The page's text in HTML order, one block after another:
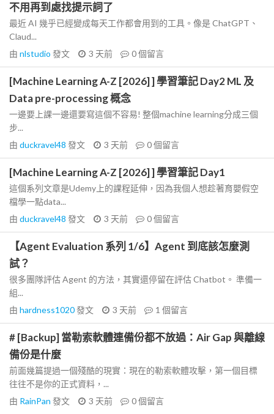
不用再到處找提示詞了
最近 AI 幾乎已經變成每天工作都會用到的工具。像是 ChatGPT、
Claud...
由 nlstudio 發文 3 天前 0個留言
[Machine Learning A-Z [2026] ] 學習筆記 Day2 ML 及
Data pre-processing 概念
一邊要上課一邊還要寫這個不容易! 整個machine learning分成三個
步...
由 duckravel48 發文 3 天前 0個留言
[Machine Learning A-Z [2026] ] 學習筆記 Day1
這個系列文章是Udemy上的課程延伸，因為我個人想趁著育嬰假空
檔學一點data...
由 duckravel48 發文 3 天前 0個留言
【Agent Evaluation 系列 1/6】Agent 到底該怎麼測
試？
很多團隊評估 Agent 的方法，其實還停留在評估 Chatbot。 準備一
組...
由 hardness1020發文 3 天前 1 個留言
# [Backup] 當勒索軟體連備份都不放過：Air Gap 與離線
備份是什麼
前面幾篇提過一個殘酷的現實：現在的勒索軟體攻擊，第一個目標
往往不是你的正式資料，...
由 RainPan 發文 3 天前 0個留言